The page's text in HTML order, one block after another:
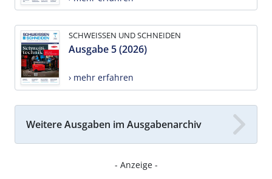
SCHWEISSEN UND SCHNEIDEN
Ausgabe 5 (2026)
› mehr erfahren
Weitere Ausgaben im Ausgabenarchiv
- Anzeige -